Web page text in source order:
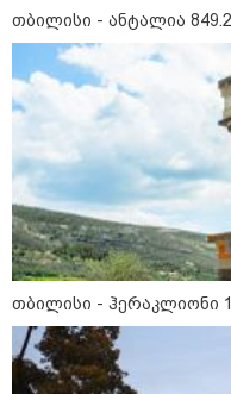
თბილისი - ანტალია
თბილისი - ჰერაკლიონი